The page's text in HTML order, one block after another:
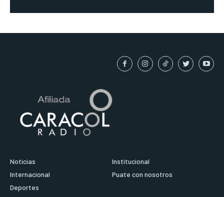
Noticias
Internacional
Deportes
Institucional
Puate con nosotros